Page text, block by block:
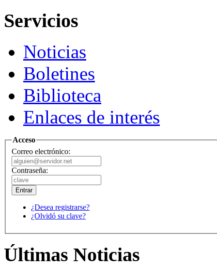
Servicios
Noticias
Boletines
Biblioteca
Enlaces de interés
Acceso
Correo electrónico:
Contraseña:
¿Desea registrarse?
¿Olvidó su clave?
Últimas Noticias